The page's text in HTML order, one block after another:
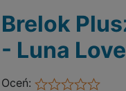
Brelok
- Luna
Oceń: